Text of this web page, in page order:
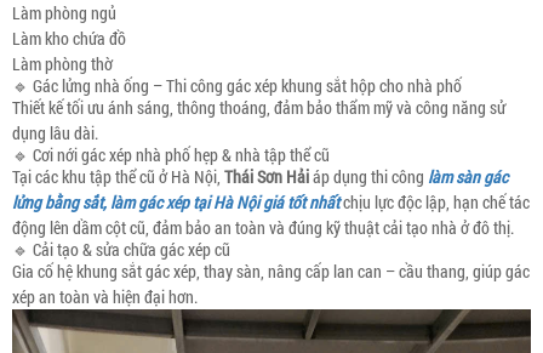
Làm phòng ngủ
Làm kho chứa đồ
Làm phòng thờ
🔹 Gác lửng nhà ống – Thi công gác xép khung sắt hộp cho nhà phố
Thiết kế tối ưu ánh sáng, thông thoáng, đảm bảo thẩm mỹ và công năng sử
dụng lâu dài.
🔹 Cơi nới gác xép nhà phố hẹp & nhà tập thể cũ
Tại các khu tập thể cũ ở Hà Nội, Thái Sơn Hảiáp dụng thi công làm sàn gác
lửng bằng sắt, làm gác xép tại Hà Nội giá tốt nhấtchịu lực độc lập, hạn chế tác
động lên dầm cột cũ, đảm bảo an toàn và đúng kỹ thuật cải tạo nhà ở đô thị.
🔹 Cải tạo & sửa chữa gác xép cũ
Gia cố hệ khung sắt gác xép, thay sàn, nâng cấp lan can – cầu thang, giúp gác
xép an toàn và hiện đại hơn.